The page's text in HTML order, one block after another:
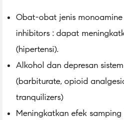
Obat-obat jenis monoamine
inhibitors : dapat
(hipertensi).
Alkohol dan depresan
(barbiturate, opioid
tranquilizers)
Meningkatkan efek